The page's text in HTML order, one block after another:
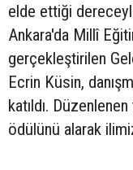
elde ettiği
Ankara'da Millî
gerçekleştirilen
Ecrin Küsin,
katıldı.
ödülünü alarak